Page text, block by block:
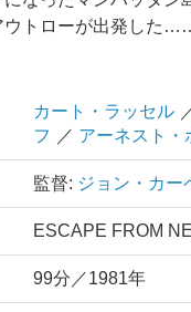
ウトローが出発した
カート・ラッセル
フ
／ アーネスト・
監督: ジョン・カー
ESCAPE FROM
99分／1981年